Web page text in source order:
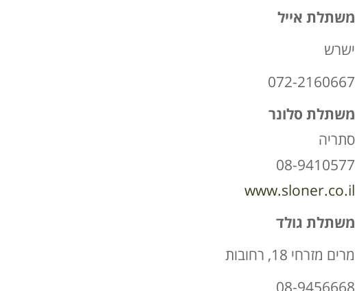
משתלת אייל
ישרש
072-2160667
משתלת סלונר
סתריה
08-9410577
www.sloner.co.il
משתלת גולד
מרים מזרחי 18, רחובות
08-9456668